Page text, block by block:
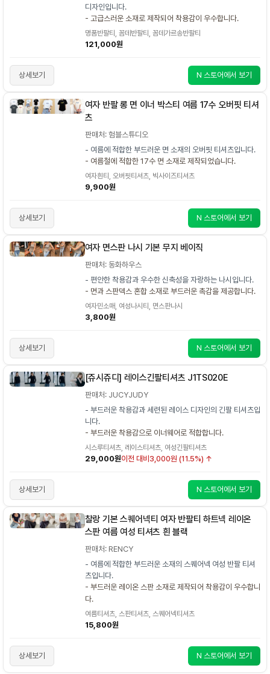
디자인입니다.
- 고급스러운 소재로 제작되어 착용감이 우수합니다.
명품반팔티, 꼼데반팔티, 꼼데가르송반팔티
121,000원
상세보기 N 스토어에서 보기
여자 반팔 롱 면 이너 박스티 여름 17수 오버핏 티셔
츠
판매처: 험블스튜디오
- 여름에 적합한 부드러운 면 소재의 오버핏 티셔츠입니다.
- 여름철에 적합한 17수 면 소재로 제작되었습니다.
여자흰티, 오버핏티셔츠, 빅사이즈티셔츠
9,900원
상세보기 N 스토어에서 보기
여자 면스판 나시 기본 무지 베이직
판매처: 동화하우스
- 편안한 착용감과 우수한 신축성을 자랑하는 나시입니다.
- 면과 스판덱스 혼합 소재로 부드러운 촉감을 제공합니다.
여자민소매, 여성나시티, 면스판나시
3,800원
상세보기 N 스토어에서 보기
[쥬시쥬디] 레이스긴팔티셔츠 J1TS020E
판매처: JUCYJUDY
- 부드러운 착용감과 세련된 레이스 디자인의 긴팔 티셔츠입
니다.
- 부드러운 착용감으로 이너웨어로 적합합니다.
시스루티셔츠, 레이스티셔츠, 여성긴팔티셔츠
29,000원이전 대비 3,000원 (11.5%) ↑
상세보기 N 스토어에서 보기
찰랑 기본 스퀘어넥티 여자 반팔티 하트넥 레이온
스판 여름 여성 티셔츠 흰 블랙
판매처: RENCY
- 여름에 적합한 부드러운 소재의 스퀘어넥 여성 반팔 티셔
츠입니다.
- 부드러운 레이온 스판 소재로 제작되어 착용감이 우수합니
다.
여름티셔츠, 스판티셔츠, 스퀘어넥티셔츠
15,800원
상세보기 N 스토어에서 보기